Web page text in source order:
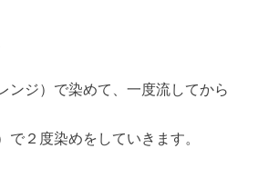
ンジ）で染めて、一度流してから
で２度染めをしていきます。